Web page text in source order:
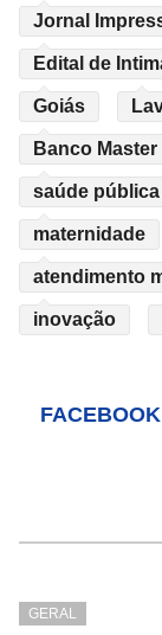
Jornal
Edital de
Goiás
Banco Master
saúde pública
maternidade
atendimento
inovação
FACEBOOK
GERAL